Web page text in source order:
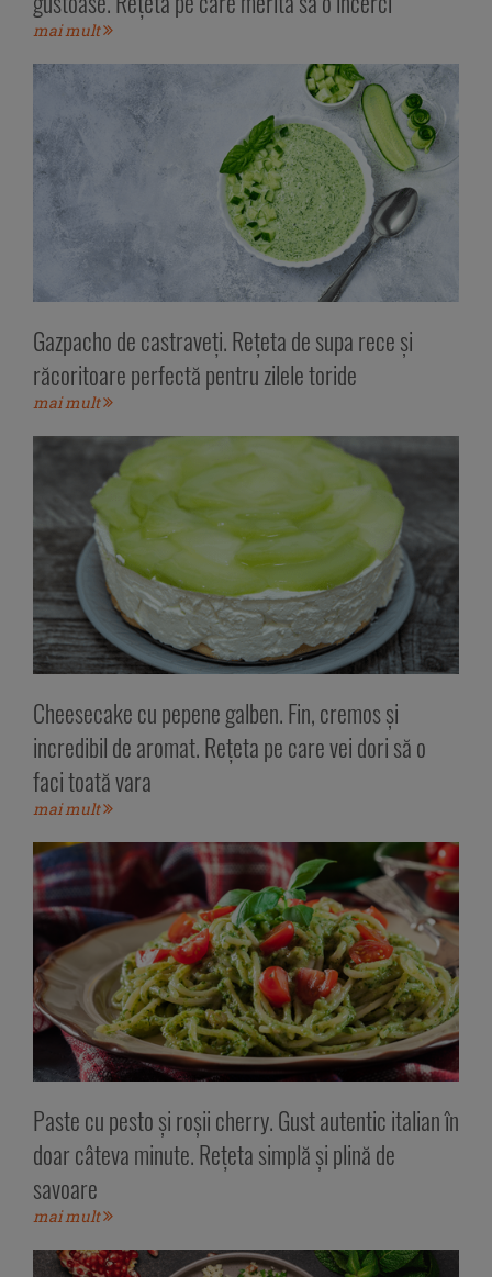
mai mult
Gazpacho de castraveți. Rețeta de supa rece și
răcoritoare perfectă pentru zilele toride
mai mult
Cheesecake cu pepene galben. Fin, cremos și
incredibil de aromat. Rețeta pe care vei dori să o
faci toată vara
mai mult
Paste cu pesto și roșii cherry. Gust autentic italian în
doar câteva minute. Rețeta simplă și plină de
savoare
mai mult